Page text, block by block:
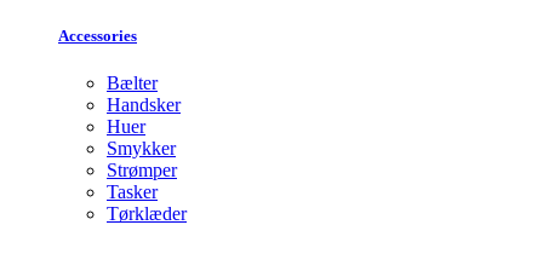
Accessories
Bælter
Handsker
Huer
Smykker
Strømper
Tasker
Tørklæder